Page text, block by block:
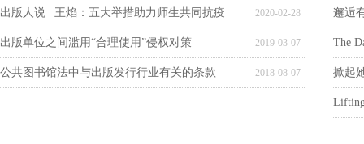
2020-02-28
出版人说 | 王焰：五大举措助力师生共同抗疫
2019-03-07
出版单位之间滥用“合理使用”侵权对策
2018-08-07
公共图书馆法中与出版发行行业有关的条款
邂逅
The